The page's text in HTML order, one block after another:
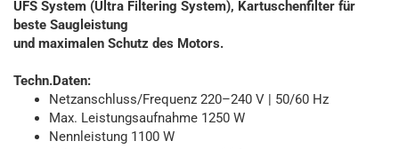
UFS System (Ultra Filtering System), Kartuschenfilter für
beste Saugleistung
und maximalen Schutz des Motors.
Techn.Daten:
Netzanschluss/Frequenz 220–240 V | 50/60 Hz
Max. Leistungsaufnahme 1250 W
Nennleistung 1100 W